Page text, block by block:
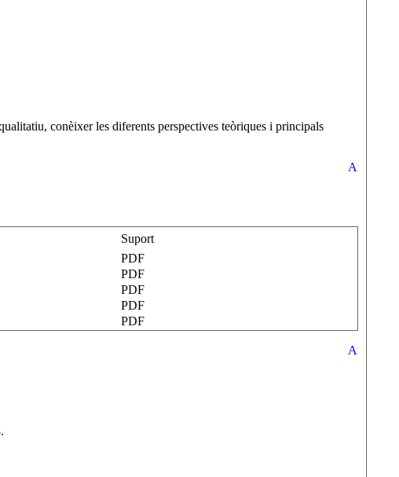
conèixer les diferents perspectives teòriques i principals
Suport
PDF
PDF
PDF
PDF
PDF